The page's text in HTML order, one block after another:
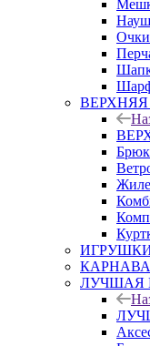
ЛУЧШАЯ